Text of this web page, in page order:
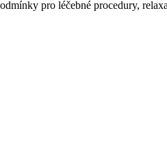
pro léčebné procedury,